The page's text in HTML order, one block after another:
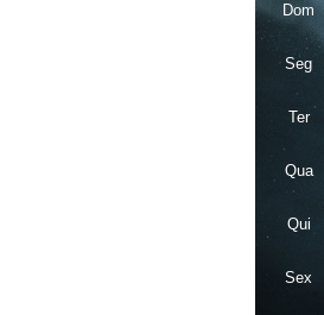
Dom
Seg
Ter
Qua
Qui
Sex